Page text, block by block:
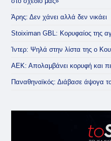
Άρης: Δεν χάνει αλλά δεν νικάει
Stoiximan GBL: Κορυφαίος της
Ίντερ: Ψηλά στην λίστα της ο
ΑΕΚ: Απολαμβάνει κορυφή και
Παναθηναϊκός: Διάβασε άψογα